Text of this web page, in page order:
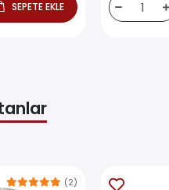
SEPETE EKLE
(2)